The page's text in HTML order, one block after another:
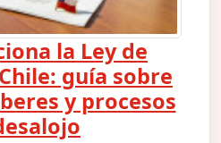
la Ley de
guía sobre
y procesos